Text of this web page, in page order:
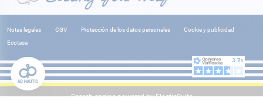
Notas legales CGV Protección de los datos personales
Cookie y publicidad
Ecotasa
Search engine powered byElasticSuite